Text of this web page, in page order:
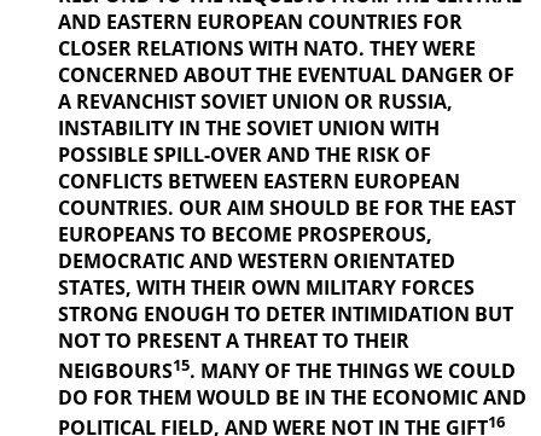
AND EASTERN EUROPEAN COUNTRIES FOR
CLOSER RELATIONS WITH NATO. THEY WERE
CONCERNED ABOUT THE EVENTUAL DANGER OF
A REVANCHISTSOVIET UNION OR RUSSIA,
INSTABILITY IN THE SOVIET UNION WITH
POSSIBLE SPILL-OVER AND THE RISK OF
CONFLICTS BETWEEN EASTERN EUROPEAN
COUNTRIES. OUR AIM SHOULD BE FOR THE EAST
EUROPEANS TO BECOME PROSPEROUS,
DEMOCRATIC AND WESTERN ORIENTATED
STATES, WITH THEIR OWN MILITARY FORCES
STRONG ENOUGH TO DETER INTIMIDATION BUT
NOT TO PRESENT A THREAT TO THEIR
NEIGBOURS15. MANY OF THE THINGSWE COULD
DO FOR THEM WOULD BE IN THE ECONOMIC AND
POLITICAL FIELD, AND WERE NOT IN THE GIFT16